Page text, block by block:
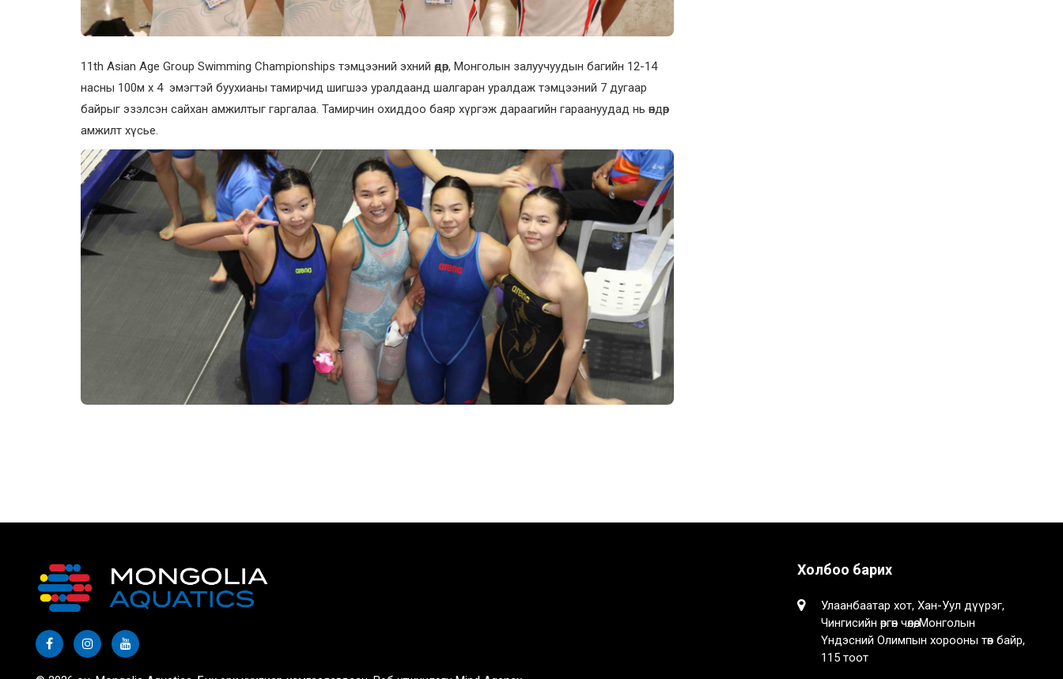
11th Asian Age Group Swimming Championships тэмцээний эхний өдөр, Монголын залуучуудын багийн 12-14
насны 100м х 4 эмэгтэй буухианы тамирчид шигшээ уралдаанд шалгаран уралдаж тэмцээний 7 дугаар
байрыг эзэлсэн сайхан амжилтыг гаргалаа. Тамирчин охиддоо баяр хүргэж дараагийн гараануудад нь өндөр
амжилт хүсье.
Холбоо барих
Улаанбаатар хот, Хан-Уул дүүрэг,
Чингисийн өргөн чөлөө, Монголын
Үндэсний Олимпын хорооны төв байр,
115 тоот